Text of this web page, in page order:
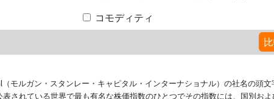
コモディティ
（モルガン・スタンレー・キャピタル・インターナショナル）の社名の頭文
表されている世界で最も有名な株価指数のひとつでその指数には、国別お